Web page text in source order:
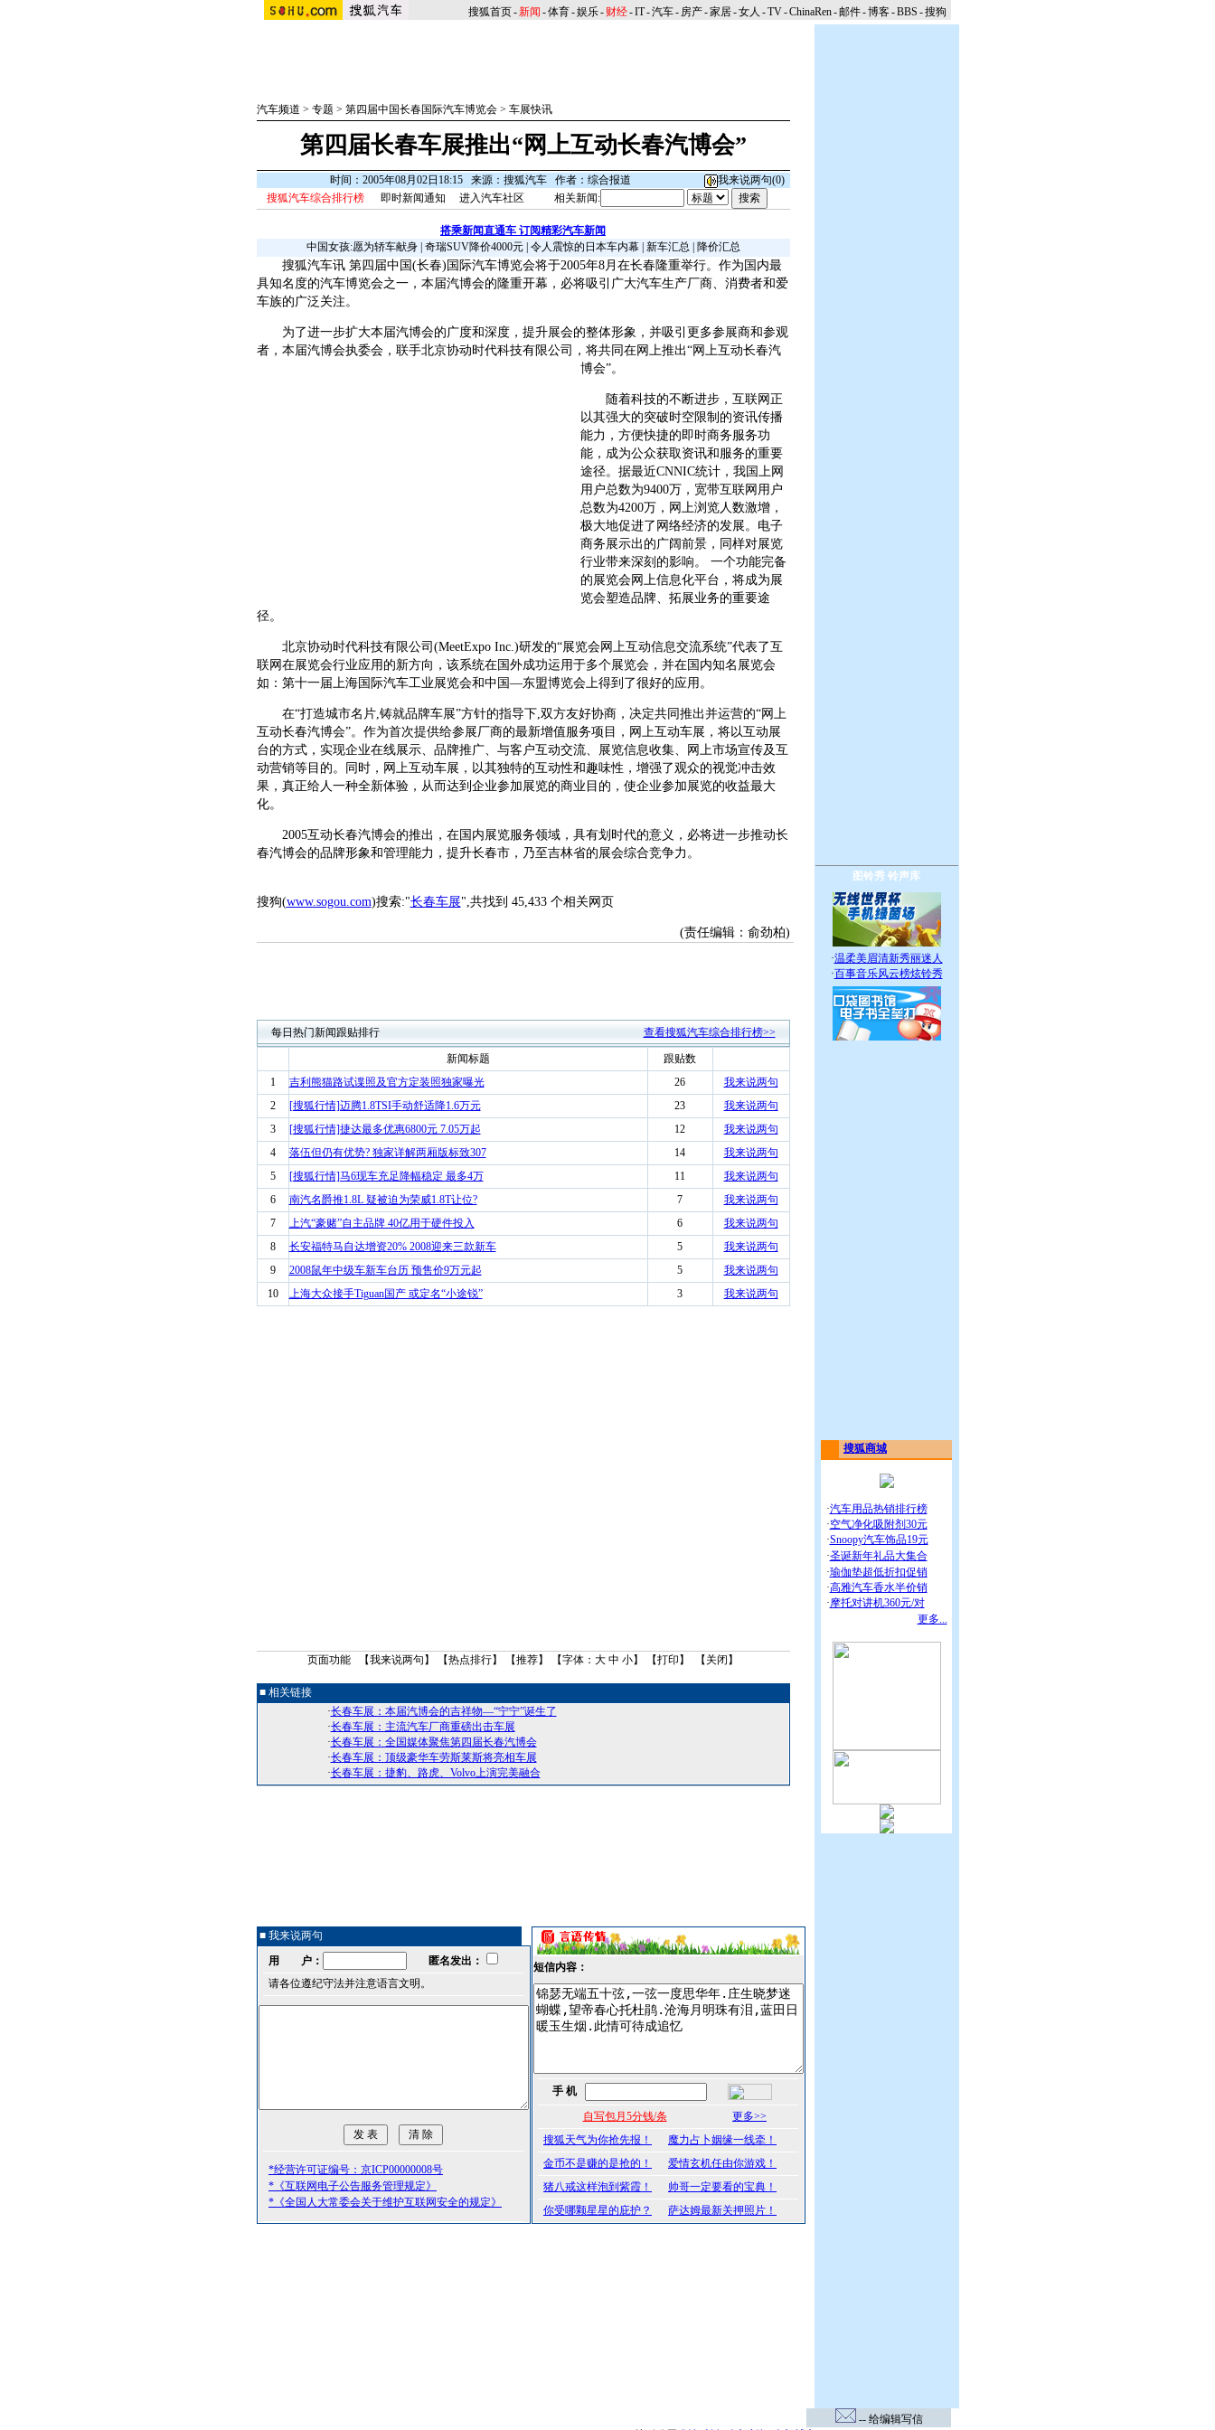
搜狐首页-新闻 -体育-娱乐- 财经-IT-汽车- 房产-家居-女人 -TV-ChinaRen-邮件-博客-BBS -搜狗
汽车频道 > 专题 > 第四届中国长春国际汽车博览会> 车展快讯
第四届长春车展推出“网上互动长春汽博会”
时间：2005年08月02日18:15 来源：搜狐汽车 作者：综合报道 我来说两句(0)
搜狐汽车综合排行榜
即时新闻通知 进入汽车社区 相关新闻:
搭乘新闻直通车 订阅精彩汽车新闻
中国女孩:愿为轿车献身| 奇瑞SUV降价4000元| 令人震惊的日本车内幕| 新车汇总 降价汇总
搜狐汽车讯 第四届中国(长春)国际汽车博览会将于2005年8月在长春隆重举行。作为国内最
具知名度的汽车博览会之一，本届汽博会的隆重开幕，必将吸引广大汽车生产厂商、消费者和爱
车族的广泛关注。
为了进一步扩大本届汽博会的广度和深度，提升展会的整体形象，并吸引更多参展商和参观
者，本届汽博会执委会，联手北京协动时代科技有限公司，将共同在网上推出“网上互动长春汽
博会”。
随着科技的不断进步，互联网正
以其强大的突破时空限制的资讯传播
能力，方便快捷的即时商务服务功
能，成为公众获取资讯和服务的重要
途径。据最近CNNIC统计，我国上网
用户总数为9400万，宽带互联网用户
总数为4200万，网上浏览人数激增，
极大地促进了网络经济的发展。电子
商务展示出的广阔前景，同样对展览
行业带来深刻的影响。 一个功能完备
的展览会网上信息化平台，将成为展
览会塑造品牌、拓展业务的重要途
径。
北京协动时代科技有限公司(MeetExpo Inc.)研发的“展览会网上互动信息交流系统”代表了互
联网在展览会行业应用的新方向，该系统在国外成功运用于多个展览会，并在国内知名展览会
如：第十一届上海国际汽车工业展览会和中国—东盟博览会上得到了很好的应用。
在“打造城市名片,铸就品牌车展”方针的指导下,双方友好协商，决定共同推出并运营的“网上
互动长春汽博会”。作为首次提供给参展厂商的最新增值服务项目，网上互动车展，将以互动展
台的方式，实现企业在线展示、品牌推广、与客户互动交流、展览信息收集、网上市场宣传及互
动营销等目的。同时，网上互动车展，以其独特的互动性和趣味性，增强了观众的视觉冲击效
果，真正给人一种全新体验，从而达到企业参加展览的商业目的，使企业参加展览的收益最大
化。
2005互动长春汽博会的推出，在国内展览服务领域，具有划时代的意义，必将进一步推动长
春汽博会的品牌形象和管理能力，提升长春市，乃至吉林省的展会综合竞争力。
搜狗(www.sogou.com)搜索:"长春车展",共找到 45,433 个相关网页
(责任编辑：俞劲柏)
每日热门新闻跟贴排行 查看搜狐汽车综合排行榜>>
新闻标题
跟贴数
1
吉利熊猫路试谍照及官方定装照独家曝光 26
我来说两句
2
[搜狐行情]迈腾1.8TSI手动舒适降1.6万元 23
我来说两句
3
[搜狐行情]捷达最多优惠6800元 7.05万起 12
我来说两句
4
落伍但仍有优势? 独家详解两厢版标致307 14
我来说两句
5
[搜狐行情]马6现车充足降幅稳定 最多4万 11
我来说两句
6
南汽名爵推1.8L 疑被迫为荣威1.8T让位? 7
我来说两句
7
上汽“豪赌”自主品牌 40亿用于硬件投入 6
我来说两句
8
长安福特马自达增资20% 2008迎来三款新车 5
我来说两句
9
2008鼠年中级车新车台历 预售价9万元起 5
我来说两句
10
上海大众接手Tiguan国产 或定名“小途锐” 3 我来说两句
页面功能 【我来说两句 】 【热点排行】 【推荐】 【字体： 大 中 小】 【打印 】 【 关闭 】
■ 相关链接
·长春车展：本届汽博会的吉祥物—“宁宁”诞生了
·长春车展：主流汽车厂商重磅出击车展
·长春车展：全国媒体聚焦第四届长春汽博会
·长春车展：顶级豪华车劳斯莱斯将亮相车展
·长春车展：捷豹、路虎、Volvo上演完美融合
■ 我来说两句
用 户：
匿名发出：
请各位遵纪守法并注意语言文明。
*经营许可证编号：京ICP00000008号
*《互联网电子公告服务管理规定》
*《全国人大常委会关于维护互联网安全的规定》
短信内容：
手 机
自写包月5分钱/条
更多>>
搜狐天气为你抢先报！
魔力占卜姻缘一线牵！
金币不是赚的是抢的！
爱情玄机任由你游戏！
猪八戒这样泡到紫霞！
帅哥一定要看的宝典！
你受哪颗星星的庇护？
萨达姆最新关押照片！
图铃秀 铃声库
·温柔美眉清新秀丽迷人
·百事音乐风云榜炫铃秀
搜狐商城
·汽车用品热销排行榜
·空气净化吸附剂30元
·Snoopy汽车饰品19元
·圣诞新年礼品大集合
·瑜伽垫超低折扣促销
·高雅汽车香水半价销
·摩托对讲机360元/对
更多...
-- 给编辑写信